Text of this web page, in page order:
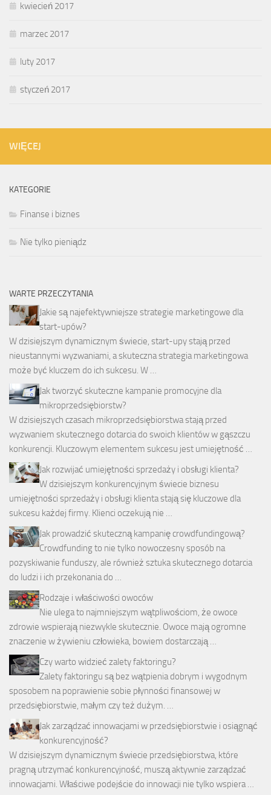
kwiecień 2017
marzec 2017
luty 2017
styczeń 2017
WIĘCEJ
KATEGORIE
Finanse i biznes
Nie tylko pieniądz
WARTE PRZECZYTANIA
Jakie są najefektywniejsze strategie marketingowe dla
start-upów?
W dzisiejszym dynamicznym świecie, start-upy stają przed
nieustannymi wyzwaniami, a skuteczna strategia marketingowa
może być kluczem do ich sukcesu. W …
Jak tworzyć skuteczne kampanie promocyjne dla
mikroprzedsiębiorstw?
W dzisiejszych czasach mikroprzedsiębiorstwa stają przed
wyzwaniem skutecznego dotarcia do swoich klientów w gąszczu
konkurencji. Kluczowym elementem sukcesu jest umiejętność …
Jak rozwijać umiejętności sprzedaży i obsługi klienta?
W dzisiejszym konkurencyjnym świecie biznesu
umiejętności sprzedaży i obsługi klienta stają się kluczowe dla
sukcesu każdej firmy. Klienci oczekują nie …
Jak prowadzić skuteczną kampanię crowdfundingową?
Crowdfunding to nie tylko nowoczesny sposób na
pozyskiwanie funduszy, ale również sztuka skutecznego dotarcia
do ludzi i ich przekonania do …
Rodzaje i właściwości owoców
Nie ulega to najmniejszym wątpliwościom, że owoce
zdrowie wspierają niezwykle skutecznie. Owoce mają ogromne
znaczenie w żywieniu człowieka, bowiem dostarczają …
Czy warto widzieć zalety faktoringu?
Zalety faktoringu są bez wątpienia dobrym i wygodnym
sposobem na poprawienie sobie płynności finansowej w
przedsiębiorstwie, małym czy też dużym. …
Jak zarządzać innowacjami w przedsiębiorstwie i osiągnąć
konkurencyjność?
W dzisiejszym dynamicznym świecie przedsiębiorstwa, które
pragną utrzymać konkurencyjność, muszą aktywnie zarządzać
innowacjami. Właściwe podejście do innowacji nie tylko wspiera …